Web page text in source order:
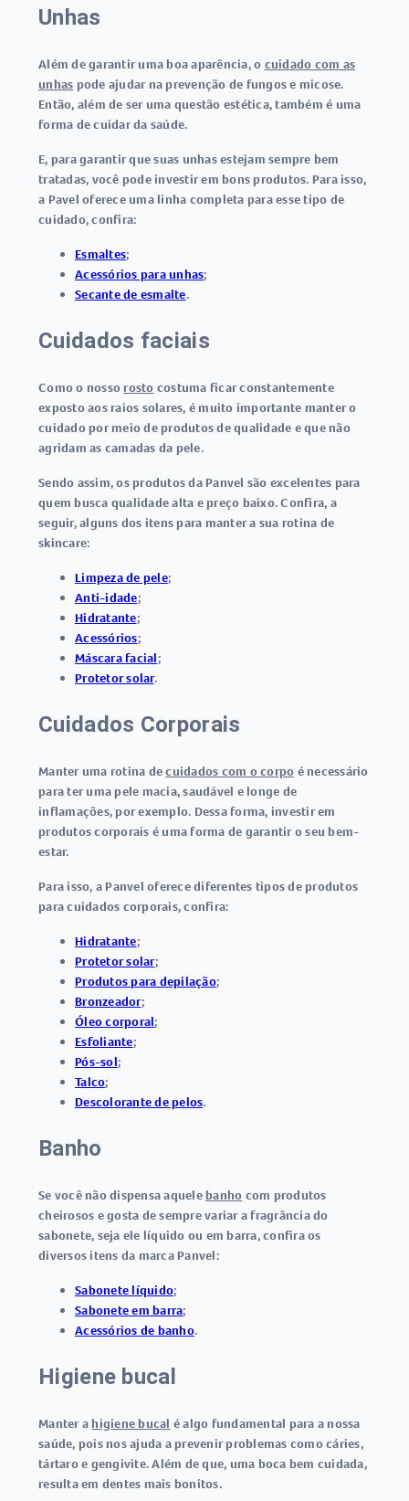
Unhas
Além de garantir uma boa aparência, o cuidado com as
unhas pode ajudar na prevenção de fungos e micose.
Então, além de ser uma questão estética, também é uma
forma de cuidar da saúde.
E, para garantir que suas unhas estejam sempre bem
tratadas, você pode investir em bons produtos. Para isso,
a Pavel oferece uma linha completa para esse tipo de
cuidado, confira:
Esmaltes;
Acessórios para unhas;
Secante de esmalte.
Cuidados faciais
Como o nosso rosto costuma ficar constantemente
exposto aos raios solares, é muito importante manter o
cuidado por meio de produtos de qualidade e que não
agridam as camadas da pele.
Sendo assim, os produtos da Panvel são excelentes para
quem busca qualidade alta e preço baixo. Confira, a
seguir, alguns dos itens para manter a sua rotina de
skincare:
Limpeza de pele;
Anti-idade;
Hidratante;
Acessórios;
Máscara facial;
Protetor solar.
Cuidados Corporais
Manter uma rotina decuidados com o corpo é necessário
para ter uma pele macia, saudável e longe de
inflamações, por exemplo. Dessa forma, investir em
produtos corporais é uma forma de garantir o seu bem-
estar.
Para isso, a Panvel oferece diferentes tipos de produtos
para cuidados corporais, confira:
Hidratante;
Protetor solar;
Produtos para depilação;
Bronzeador;
Óleo corporal;
Esfoliante;
Pós-sol;
Talco;
Descolorante de pelos.
Banho
Se você não dispensa aquele banho com produtos
cheirosos e gosta de sempre variar a fragrância do
sabonete, seja ele líquido ou em barra, confira os
diversos itens da marca Panvel:
Sabonete líquido;
Sabonete em barra;
Acessórios de banho.
Higiene bucal
Manter a higiene bucal é algo fundamental para a nossa
saúde, pois nos ajuda a prevenir problemas como cáries,
tártaro e gengivite. Além de que, uma boca bem cuidada,
resulta em dentes mais bonitos.